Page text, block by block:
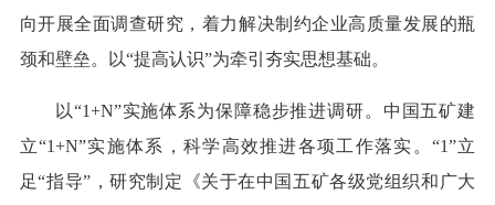
向开展全面调查研究，着力解决制约企业高质量发展的瓶
颈和壁垒。以“提高认识”为牵引夯实思想基础。
以“1+N”实施体系为保障稳步推进调研。中国五矿建
立“1+N”实施体系，科学高效推进各项工作落实。“1”立
足“指导”，研究制定《关于在中国五矿各级党组织和广大